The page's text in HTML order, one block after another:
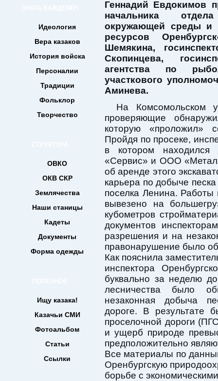
Идеология
Вера казаков
История войска
Персоналии
Традиции
Фольклор
Творчество
ОВКО
ОКВ СКР
Землячества
Наши станицы
Кадеты
Документы
Форма одежды
Ищу казака!
Казачьи СМИ
Фотоальбом
Статьи
Ссылки
Геннадий Евдокимов
начальника
окружающей среды и
ресурсов
Шемякина,
Скопинцева,
агентства по
участкового
Аминева.
На Комсомольском
проверяющие
которую «проложил»
Пройдя по просеке,
в котором
«Сервис» и ООО
об аренде этого
карьера по добыче
поселка Ленина.
вывезено на
кубометров
документов
разрешения и на
правонарушение было
Как пояснила
инспектора
буквально за неделю
лесничества было
незаконная добыча
дороге. В результате
проселочной дороги
и ущерб природе
предположительно
Все материалы по
Оренбургскую
борьбе с